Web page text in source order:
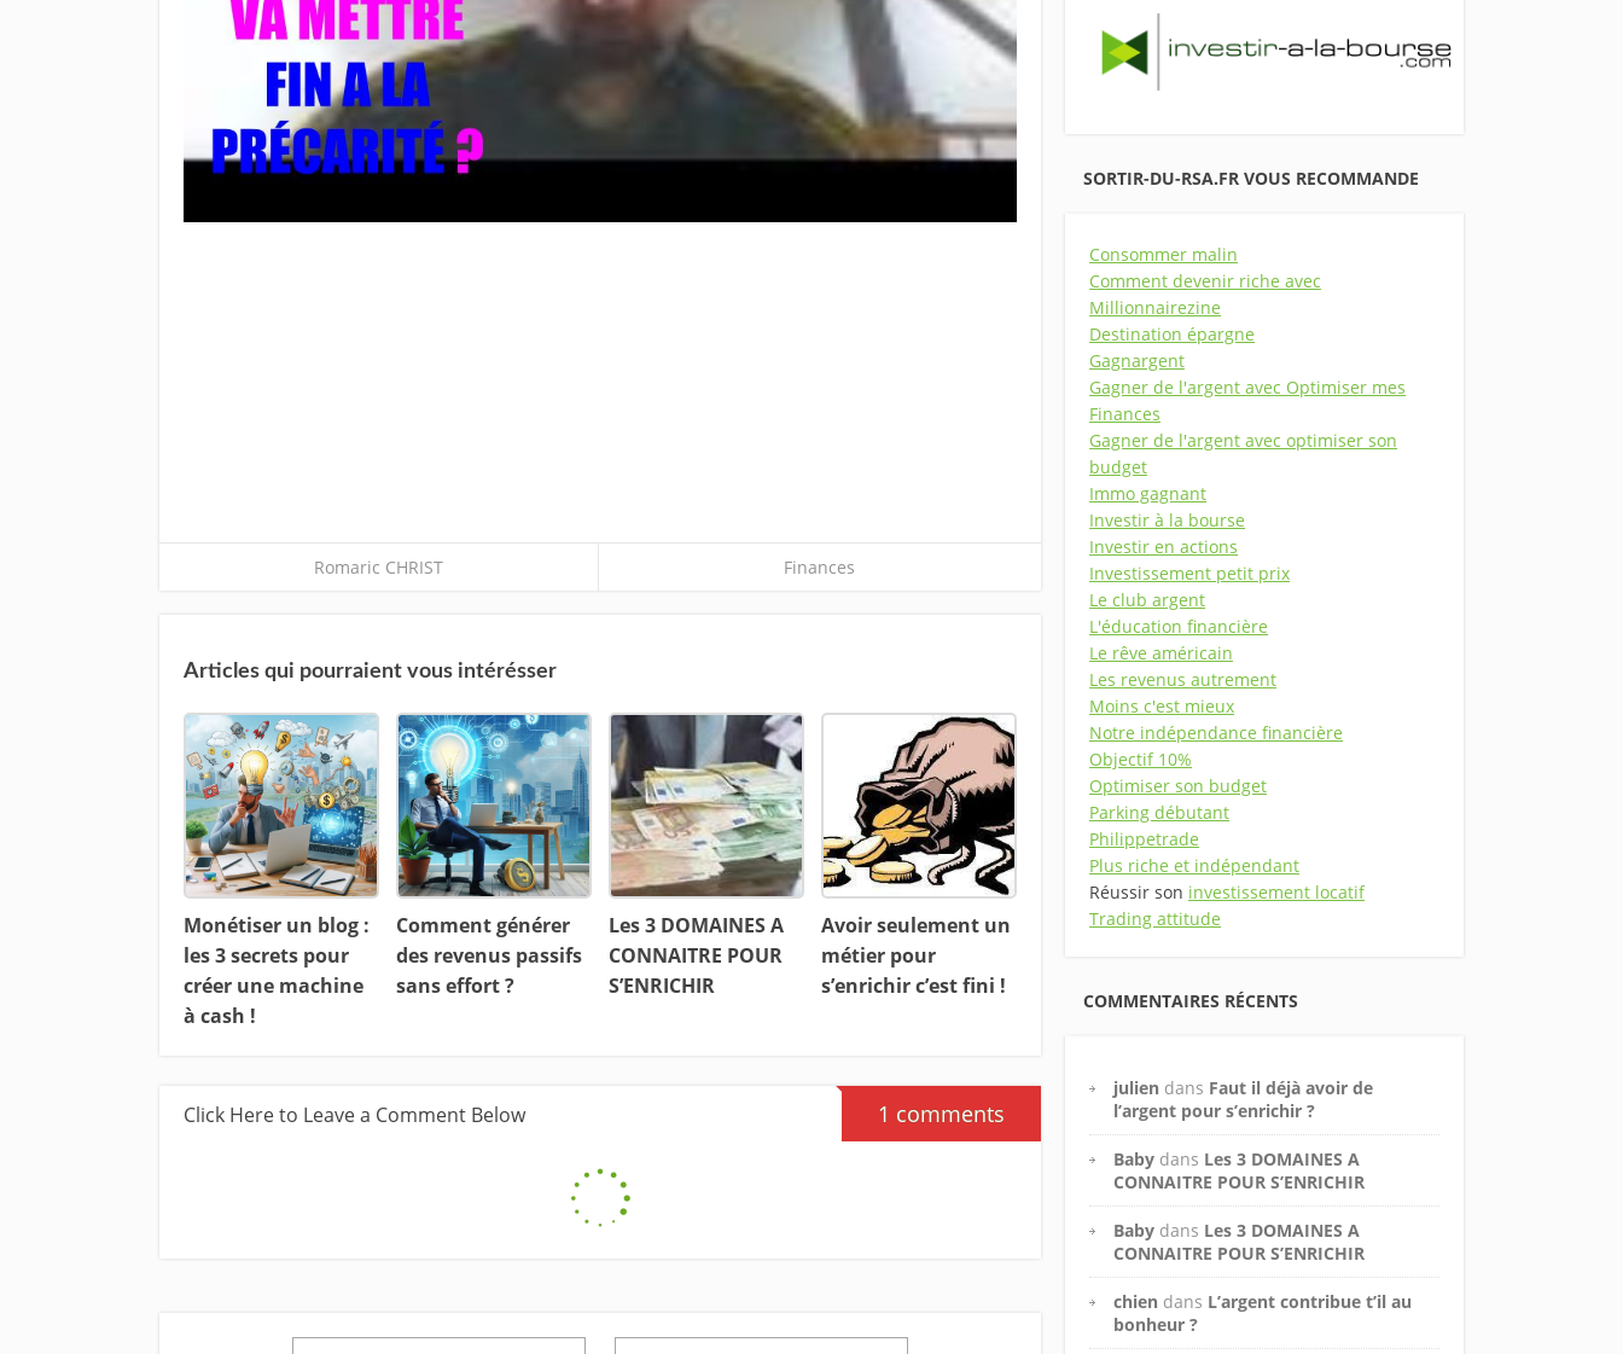
Romaric CHRIST Finances
Articles qui pourraient vous intérésser
Monétiser un blog :
les 3 secrets pour
créer une machine
à cash !
Comment générer
des revenus passifs
sans effort ?
Les 3 DOMAINES A
CONNAITRE POUR
S’ENRICHIR
Avoir seulement un
métier pour
s’enrichir c’est fini !
Click Here to Leave a Comment Below 1 comments
SORTIR-DU-RSA.FR VOUS RECOMMANDE
Consommer malin
Comment devenir riche avec
Millionnairezine
Destination épargne
Gagnargent
Gagner de l'argent avec Optimiser mes
Finances
Gagner de l'argent avec optimiser son
budget
Immo gagnant
Investir à la bourse
Investir en actions
Investissement petit prix
Le club argent
L'éducation financière
Le rêve américain
Les revenus autrement
Moins c'est mieux
Notre indépendance financière
Objectif 10%
Optimiser son budget
Parking débutant
Philippetrade
Plus riche et indépendant
Réussir son investissement locatif
Trading attitude
COMMENTAIRES RÉCENTS
julien dans Faut il déjà avoir de
l’argent pour s’enrichir ?
Baby dans Les 3 DOMAINES A
CONNAITRE POUR S’ENRICHIR
Baby dans Les 3 DOMAINES A
CONNAITRE POUR S’ENRICHIR
chien dans L’argent contribue t’il au
bonheur ?